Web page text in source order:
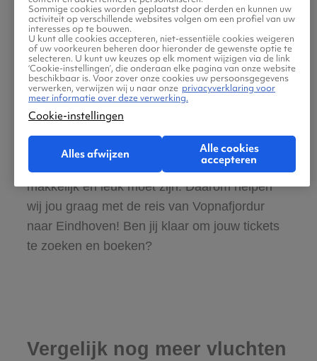
Boek ook direct een hotel of huurauto voor
in Eindhoven
Gratis tips, reisadvies en speciale
aanbiedingen voor vliegtickets Vopnafjordur
naar Eindhoven
Wij vinden dat de zoektocht naar vliegtickets
makkelijk en leuk moet zijn. Daarom helpen
wij jou graag met de reis van Vopnafjordur
naar Eindhoven! Ben jij klaar om jouw tickets
te zoeken en boeken?
Vergelijk nog meer vluchten
Sommige cookies worden geplaatst door derden en kunnen uw
activiteit op verschillende websites volgen om een profiel van uw
interesses op te bouwen.
U kunt alle cookies accepteren, niet-essentiële cookies weigeren
of uw voorkeuren beheren door hieronder de gewenste optie te
selecteren. U kunt uw keuzes op elk moment wijzigen via de link
‘Cookie-instellingen’, die onderaan elke pagina van onze website
beschikbaar is. Voor zover onze cookies uw persoonsgegevens
verwerken, verwijzen wij u naar onze privacyverklaring voor
meer informatie over deze verwerking.
Cookie-instellingen
Alles afwijzen
Alle cookies
accepteren